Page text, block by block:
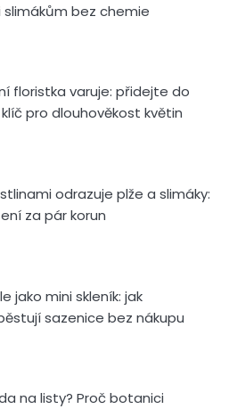
bez chemie
floristka varuje: přidejte do
pro dlouhověkost květin
odrazuje plže a slimáky:
za pár korun
jako mini skleník: jak
sazenice bez nákupu
na listy? Proč botanici